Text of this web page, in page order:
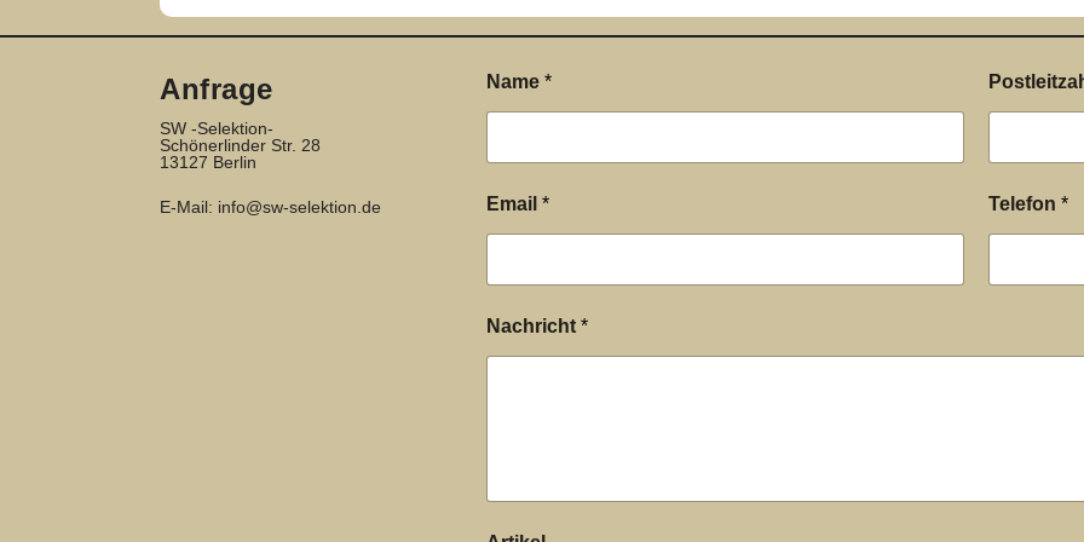
Anfrage
SW -Selektion-
Schönerlinder Str. 28
13127 Berlin
E-Mail: info@sw-selektion.de
Name *
Email * Telefon *
Nachricht *